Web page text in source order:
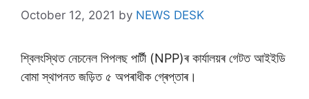
October 12, 2021 by NEWS DESK
শ্বিলংস্থিত নেচনেল পিপলছ পাৰ্টী (NPP)ৰ কাৰ্যালয়ৰ গেটত আইইডি
বোমা স্থাপনত জড়িত ৫ অপৰাধীক গ্ৰেপ্তাৰ।